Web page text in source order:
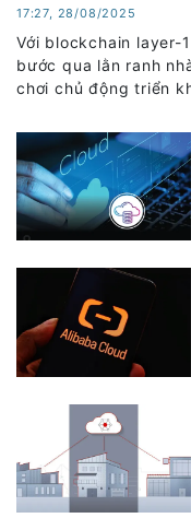
17:27, 28/08/2025
Với blockchain layer-
bước qua lằn ranh
chơi chủ động triển